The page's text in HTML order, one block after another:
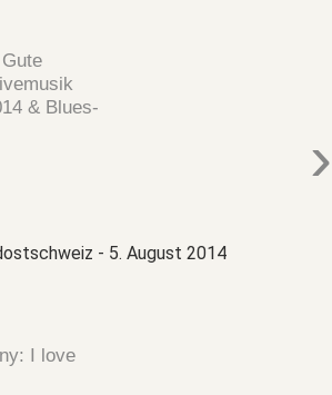
& Blues-
›
- 5. August 2014
I love